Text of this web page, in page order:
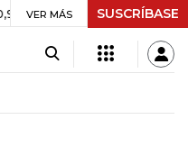
UVR $ 417,01 +$ 0,05 +0,01%
VER MÁS SUSCRÍBASE